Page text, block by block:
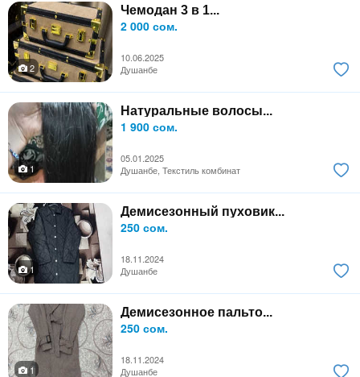
Чемодан 3 в 1...
2 000 сом.
10.06.2025
2
Душанбе
Натуральные волосы...
1 900 сом.
05.01.2025
1
Душанбе, Текстиль комбинат
Демисезонный пуховик...
250 сом.
18.11.2024
1
Душанбе
Демисезонное пальто...
250 сом.
18.11.2024
1
Душанбе